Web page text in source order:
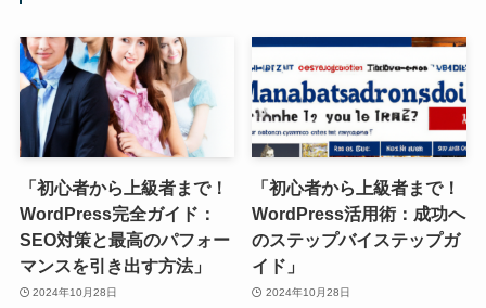
「初心者から上級者まで！
WordPress完全ガイド：
SEO対策と最高のパフォー
マンスを引き出す方法」
2024年10月28日
「初心者から上級者まで！
WordPress活用術：成功へ
のステップバイステップガ
イド」
2024年10月28日